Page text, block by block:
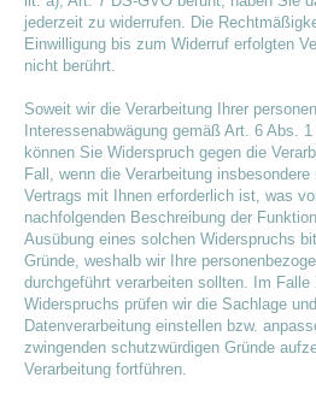
jederzeit zu widerrufen. Die
Einwilligung bis zum Widerruf erfolgten
nicht berührt.
Soweit wir die Verarbeitung Ihrer
Interessenabwägung gemäß Art. 6 Abs.
können Sie Widerspruch gegen die
Fall, wenn die Verarbeitung
Vertrags mit Ihnen erforderlich ist, was
nachfolgenden Beschreibung der
Ausübung eines solchen Widerspruchs
Gründe, weshalb wir Ihre
durchgeführt verarbeiten sollten. Im Falle
Widerspruchs prüfen wir die Sachlage
Datenverarbeitung einstellen bzw.
zwingenden schutzwürdigen Gründe
Verarbeitung fortführen.